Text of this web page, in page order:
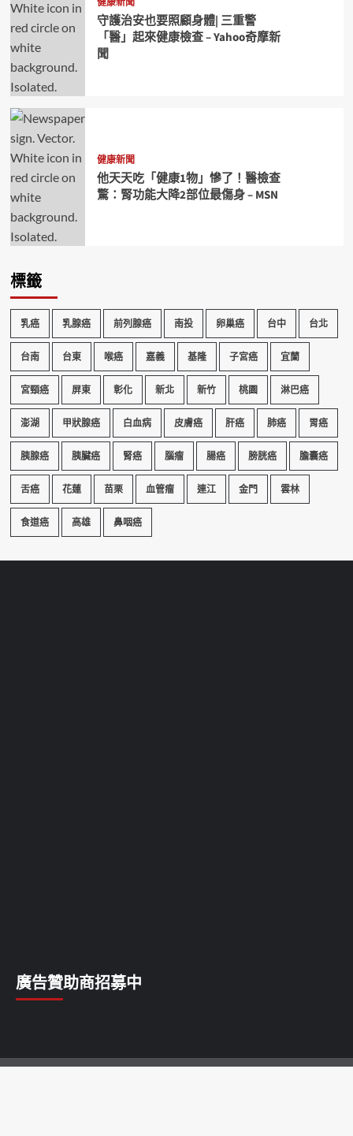
健康新聞
守護治安也要照顧身體| 三重警
「醫」起來健康檢查 – Yahoo奇摩新
聞
健康新聞
他天天吃「健康1物」慘了！醫檢查
驚：腎功能大降2部位最傷身 – MSN
標籤
乳癌 乳腺癌 前列腺癌 南投 卵巢癌 台中 台北
台南 台東 喉癌 嘉義 基隆 子宮癌 宜蘭
宮頸癌 屏東 彰化 新北 新竹 桃園 淋巴癌
澎湖 甲狀腺癌 白血病 皮膚癌 肝癌 肺癌 胃癌
胰腺癌 胰臟癌 腎癌 腦瘤 腸癌 膀胱癌 膽囊癌
舌癌 花蓮 苗栗 血管瘤 連江 金門 雲林
食道癌 高雄 鼻咽癌
廣告贊助商招募中